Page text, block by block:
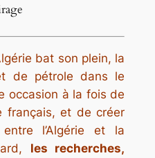
bat son plein, la
de pétrole dans le
occasion à la fois de
français, et de créer
l’Algérie et la
les recherches,